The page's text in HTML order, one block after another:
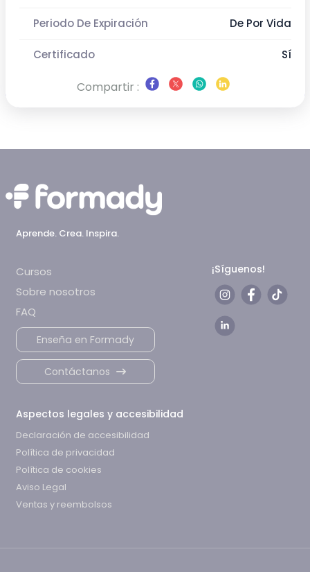
Periodo De Expiración De Por Vida
Certificado Sí
Compartir :
Aprende. Crea. Inspira.
Cursos
Sobre nosotros
FAQ
Enseña en Formady
Contáctanos
¡Síguenos!
Aspectos legales y accesibilidad
Declaración de accesibilidad
Política de privacidad
Política de cookies
Aviso Legal
Ventas y reembolsos